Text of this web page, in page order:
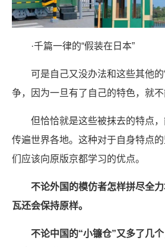
·千篇一律的“假装在日本”
可是自己又没办法和这些其他
争，因为一旦有了自己的特色，就不
但恰恰就是这些被抹去的特点
传遍世界各地。这种对于自身特点的
们应该向原版京都学习的优点。
不论外国的模仿者怎样拼尽全
瓦还会保持原样。
不论中国的“小镰仓”又多了几